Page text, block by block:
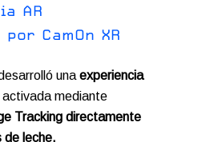
ia AR
por CamOn XR
unaexperiencia
activada mediante
Tracking directamente
de leche.